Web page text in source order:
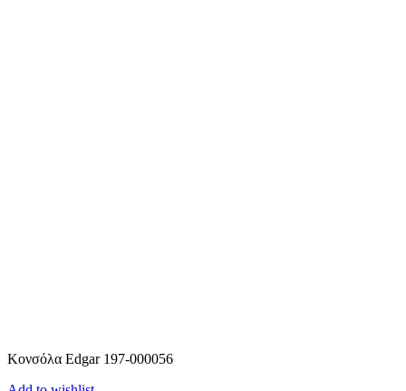
Κονσόλα Edgar 197-000056